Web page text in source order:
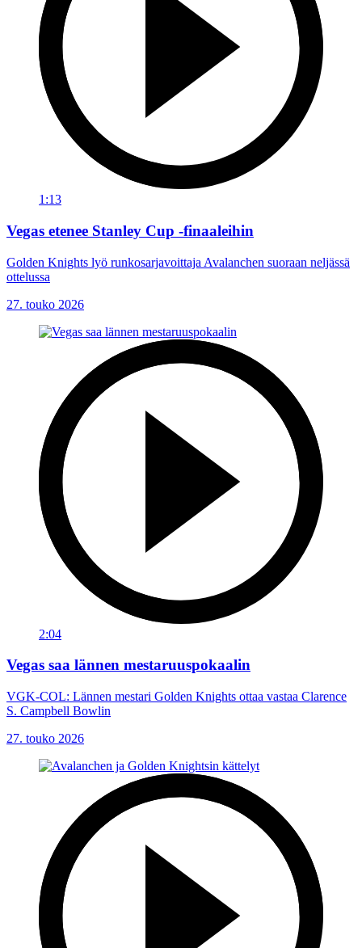
1:13
Vegas etenee Stanley Cup -finaaleihin
Golden Knights lyö runkosarjavoittaja Avalanchen suoraan neljässä
ottelussa
27. touko 2026
2:04
Vegas saa lännen mestaruuspokaalin
VGK-COL: Lännen mestari Golden Knights ottaa vastaa Clarence
S. Campbell Bowlin
27. touko 2026